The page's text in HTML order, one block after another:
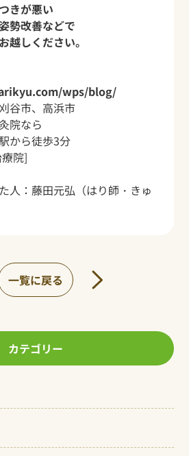
きが悪い
勢改善などで
越しください。
wps/blog/
谷市、高浜市
院なら
から徒歩3分
院]
人： 藤田元弘 （はり師・きゅ
一覧に戻る
カテゴリー